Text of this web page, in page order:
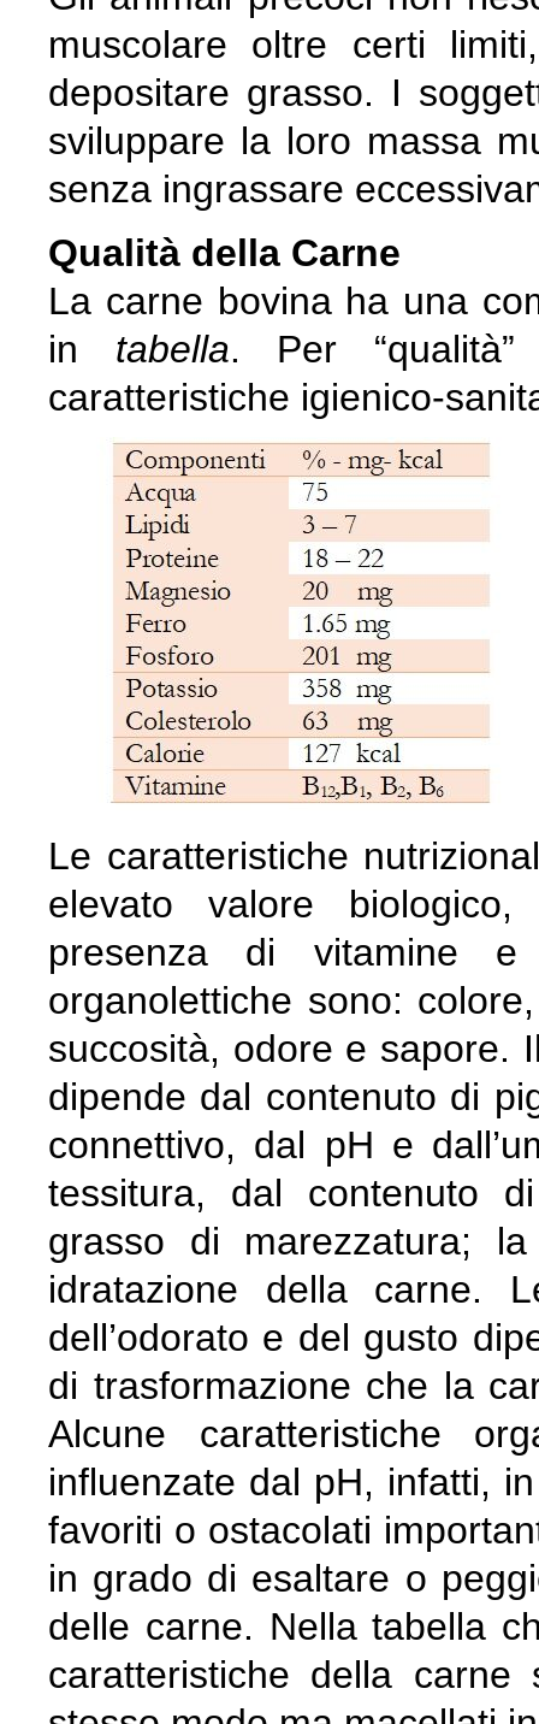
muscolare oltre certi
depositare grasso. I
sviluppare la loro massa
senza ingrassare
Qualità della Carne
La carne bovina ha una
in tabella. Per
caratteristiche igienico-
Le caratteristiche
elevato valore
presenza di vitamine e
organolettiche sono:
succosità, odore e sapore.
dipende dal contenuto di
connettivo, dal pH e
tessitura, dal contenuto
grasso di marezzatura;
idratazione della carne.
dell’odorato e del gusto
di trasformazione che la
Alcune caratteristiche
influenzate dal pH, infatti,
favoriti o ostacolati
in grado di esaltare o
delle carne. Nella tabella
caratteristiche della